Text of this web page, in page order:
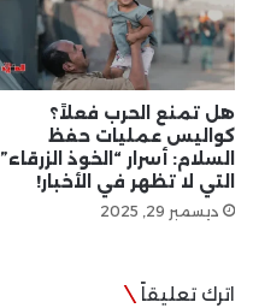
هل تمنع الحرب فعلاً؟
كواليس عمليات حفظ
السلام: أسرار “الخوذ الزرقاء”
التي لا تظهر في الأخبار!
ديسمبر 29, 2025
اترك تعليقاً